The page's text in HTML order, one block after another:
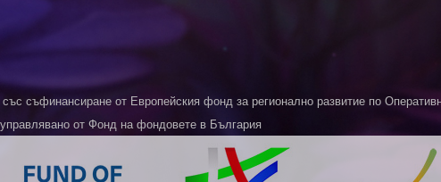
съфинансиране от Европейския фонд за регионално развитие по
от Фонд на фондовете в България